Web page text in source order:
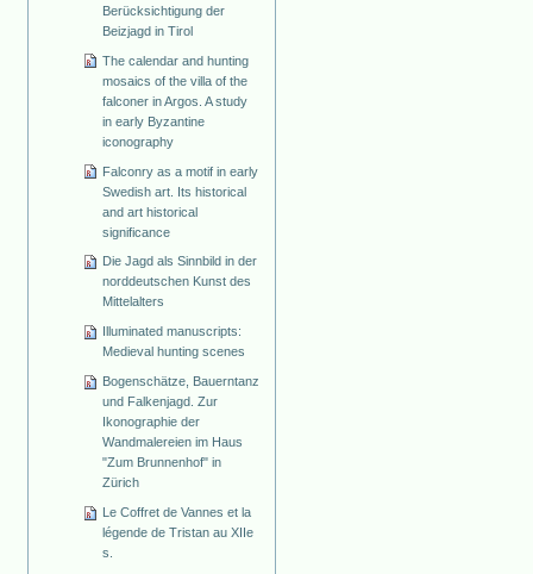
Berücksichtigung der
Beizjagd in Tirol
The calendar and hunting
mosaics of the villa of the
falconer in Argos. A study
in early Byzantine
iconography
Falconry as a motif in early
Swedish art. Its historical
and art historical
significance
Die Jagd als Sinnbild in der
norddeutschen Kunst des
Mittelalters
Illuminated manuscripts:
Medieval hunting scenes
Bogenschätze, Bauerntanz
und Falkenjagd. Zur
Ikonographie der
Wandmalereien im Haus
"Zum Brunnenhof" in
Zürich
Le Coffret de Vannes et la
légende de Tristan au XIIe
s.